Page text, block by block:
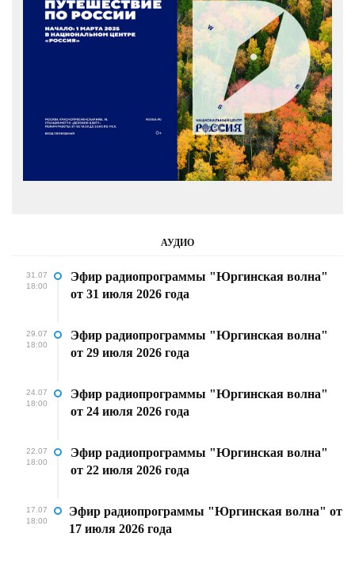
АУДИО
31.07
18:00
Эфир радиопрограммы "Юргинская волна"
от 31 июля 2026 года
29.07
18:00
Эфир радиопрограммы "Юргинская волна"
от 29 июля 2026 года
24.07
18:00
Эфир радиопрограммы "Юргинская волна"
от 24 июля 2026 года
22.07
18:00
Эфир радиопрограммы "Юргинская волна"
от 22 июля 2026 года
17.07
18:00
Эфир радиопрограммы "Юргинская волна" от
17 июля 2026 года